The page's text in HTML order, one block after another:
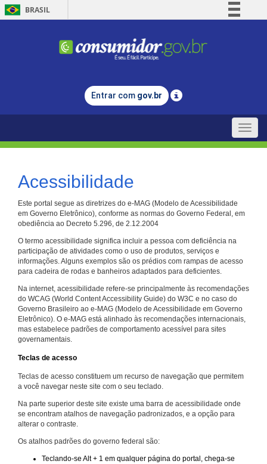
BRASIL
Comunica BR
Legislação
Entrar com gov.br
Toggle
Acessibilidade
Este portal segue as diretrizes do e-MAG (Modelo de Acessibilidade
em Governo Eletrônico), conforme as normas do Governo Federal, em
obediência ao Decreto 5.296, de 2.12.2004
O termo acessibilidade significa incluir a pessoa com deficiência na
participação de atividades como o uso de produtos, serviços e
informações. Alguns exemplos são os prédios com rampas de acesso
para cadeira de rodas e banheiros adaptados para deficientes.
Na internet, acessibilidade refere-se principalmente às recomendações
do WCAG (World Content Accessibility Guide) do W3C e no caso do
Governo Brasileiro ao e-MAG (Modelo de Acessibilidade em Governo
Eletrônico). O e-MAG está alinhado às recomendações internacionais,
mas estabelece padrões de comportamento acessível para sites
governamentais.
Teclas de acesso
Teclas de acesso constituem um recurso de navegação que permitem
a você navegar neste site com o seu teclado.
Na parte superior deste site existe uma barra de acessibilidade onde
se encontram atalhos de navegação padronizados, e a opção para
alterar o contraste.
Os atalhos padrões do governo federal são:
Teclando-se Alt + 1 em qualquer página do portal, chega-se